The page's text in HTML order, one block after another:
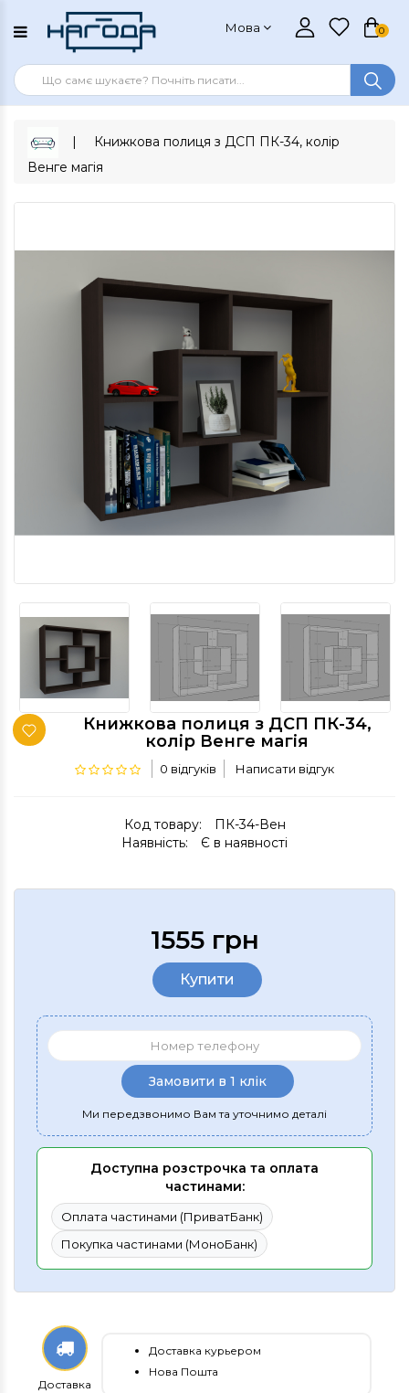
Мова 0
Книжкова полиця з ДСП ПК-34, колір
Венге магія
Книжкова полиця з ДСП ПК-34,
колір Венге магія
0 відгуків Написати відгук
Код товару:
ПК-34-Вен
Наявність:
Є в наявності
1555 грн
Купити
Замовити в 1 клік
Ми передзвонимо Вам та уточнимо деталі
Доступна розстрочка та оплата
частинами:
Оплата частинами (ПриватБанк)
Покупка частинами (МоноБанк)
Доставка
Доставка курьером
Нова Пошта